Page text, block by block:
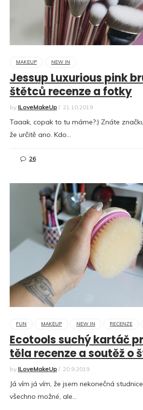
MAKEUP NEW IN
Jessup Luxurious pink
štětců recenze a fotky
by ILoveMakeUp / 21.10.2019
Taaak, copak to tu máme?:) Znáte
že určitě ano. Kdo…
26
FUN MAKEUP NEW IN RECENZE
Ecotools suchý kartáč
těla recenze a soutěž o
by ILoveMakeUp / 20.9.2019
Já vím já vím, že jsem nekonečná
všechno možné, ale…